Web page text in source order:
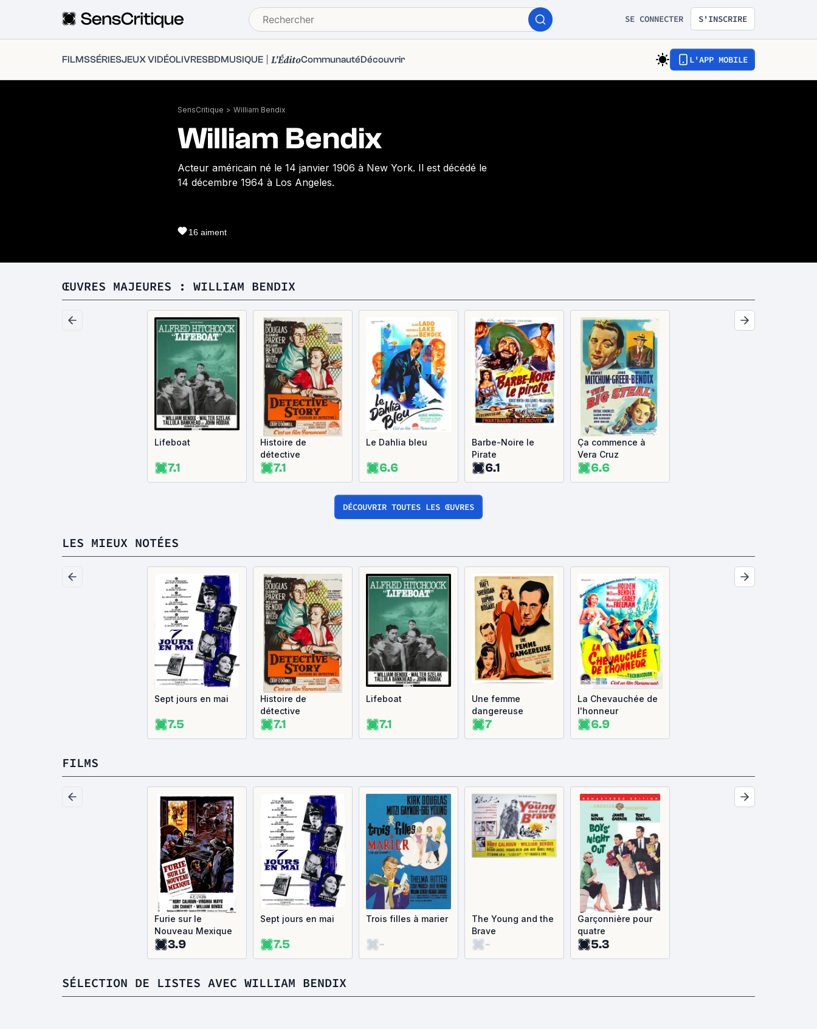
SE CONNECTER S'INSCRIRE
FILMSSÉRIESJEUX VIDÉOLIVRESBDMUSIQUE L'ÉditoCommunautéDécouvrir L'APP MOBILE
SensCritique > William Bendix
William Bendix
Acteur américain né le 14 janvier 1906 à New York. Il est décédé le
14 décembre 1964 à Los Angeles.
16 aiment
ŒUVRES MAJEURES : WILLIAM BENDIX
Lifeboat
7.1
Histoire de
détective
7.1
Le Dahlia bleu
6.6
Barbe-Noire le
Pirate
6.1
Ça commence à
Vera Cruz
6.6
DÉCOUVRIR TOUTES LES ŒUVRES
LES MIEUX NOTÉES
Sept jours en mai
7.5
Histoire de
détective
7.1
Lifeboat
7.1
Une femme
dangereuse
7
La Chevauchée de
l'honneur
6.9
FILMS
Furie sur le
Nouveau Mexique
3.9
Sept jours en mai
7.5
Trois filles à marier
-
The Young and the
Brave
-
Garçonnière pour
quatre
5.3
SÉLECTION DE LISTES AVEC WILLIAM BENDIX